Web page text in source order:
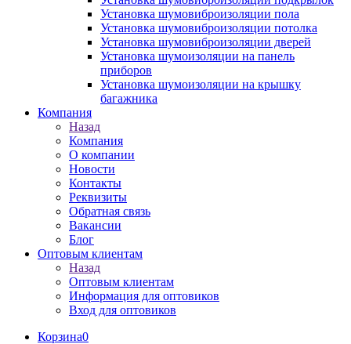
Установка шумовиброизоляции пола
Установка шумовиброизоляции потолка
Установка шумовиброизоляции дверей
Установка шумоизоляции на панель
приборов
Установка шумоизоляции на крышку
багажника
Компания
Назад
Компания
О компании
Новости
Контакты
Реквизиты
Обратная связь
Вакансии
Блог
Оптовым клиентам
Назад
Оптовым клиентам
Информация для оптовиков
Вход для оптовиков
Корзина0